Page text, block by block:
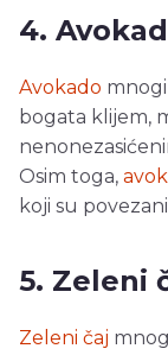
4.
Avokado
bogata klijem,
Osim toga,
koji su
5. Zeleni
Zeleni čaj